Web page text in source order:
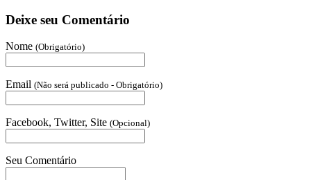
Deixe seu Comentário
Nome (Obrigatório)
Email (Não será publicado - Obrigatório)
Facebook, Twitter, Site (Opcional)
Seu Comentário